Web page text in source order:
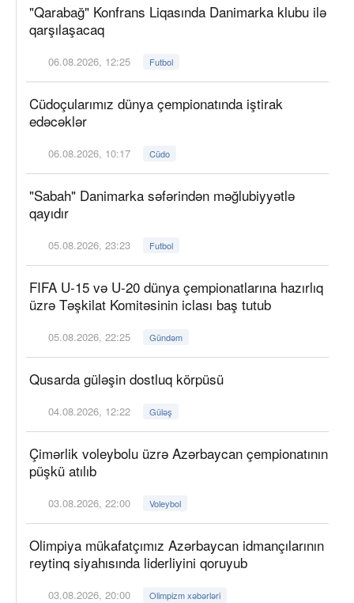
"Qarabağ" Konfrans Liqasında Danimarka klubu ilə
qarşılaşacaq
06.08.2026, 12:25 Futbol
Cüdoçularımız dünya çempionatında iştirak
edəcəklər
06.08.2026, 10:17 Cüdo
"Sabah" Danimarka səfərindən məğlubiyyətlə
qayıdır
05.08.2026, 23:23 Futbol
FIFA U-15 və U-20 dünya çempionatlarına hazırlıq
üzrə Təşkilat Komitəsinin iclası baş tutub
05.08.2026, 22:25 Gündəm
Qusarda güləşin dostluq körpüsü
04.08.2026, 12:22 Güləş
Çimərlik voleybolu üzrə Azərbaycan çempionatının
püşkü atılıb
03.08.2026, 22:00 Voleybol
Olimpiya mükafatçımız Azərbaycan idmançılarının
reytinq siyahısında liderliyini qoruyub
03.08.2026, 20:00 Olimpizm xəbərləri